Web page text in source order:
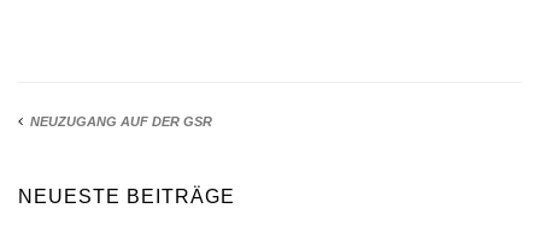
NEUZUGANG AUF DER GSR
NEUESTE BEITRÄGE